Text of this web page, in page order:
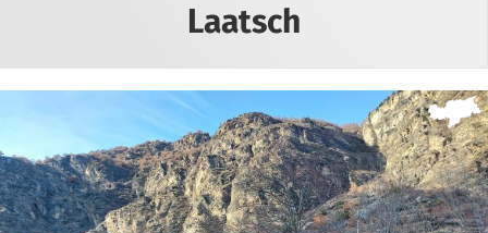
Laatsch